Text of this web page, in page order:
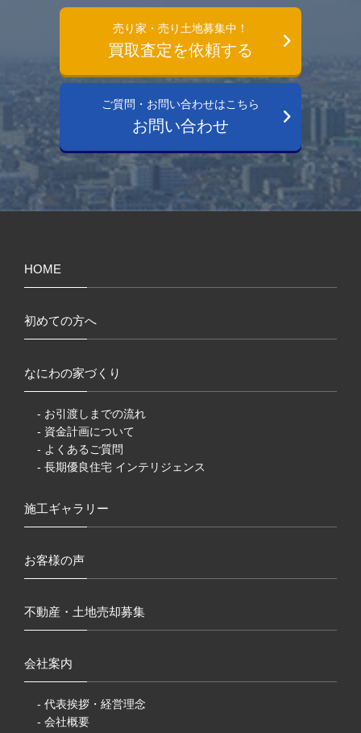
売り家・売り土地募集中！
買取査定を依頼する
ご質問・お問い合わせはこちら
お問い合わせ
HOME
初めての方へ
なにわの家づくり
- お引渡しまでの流れ
- 資金計画について
- よくあるご質問
- 長期優良住宅 インテリジェンス
施工ギャラリー
お客様の声
不動産・土地売却募集
会社案内
- 代表挨拶・経営理念
- 会社概要